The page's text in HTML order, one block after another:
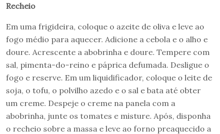
Recheio
Em uma frigideira, coloque o azeite de oliva e leve ao
fogo médio para aquecer. Adicione a cebola e o alho e
doure. Acrescente a abobrinha e doure. Tempere com
sal, pimenta-do-reino e páprica defumada. Desligue o
fogo e reserve. Em um liquidificador, coloque o leite de
soja, o tofu, o polvilho azedo e o sal e bata até obter
um creme. Despeje o creme na panela com a
abobrinha, junte os tomates e misture. Após, disponha
o recheio sobre a massa e leve ao forno preaquecido a